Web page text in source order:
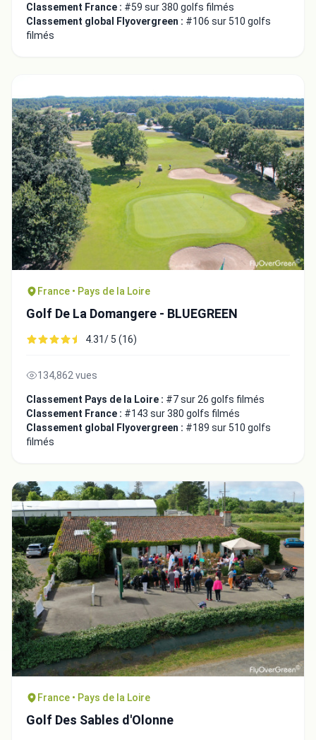
Classement France : #59 sur 380 golfs filmés
Classement global Flyovergreen : #106 sur 510 golfs
filmés
France • Pays de la Loire
Golf De La Domangere - BLUEGREEN
4.31/ 5 (16)
134,862 vues
Classement Pays de la Loire : #7 sur 26 golfs filmés
Classement France : #143 sur 380 golfs filmés
Classement global Flyovergreen : #189 sur 510 golfs
filmés
France • Pays de la Loire
Golf Des Sables d'Olonne